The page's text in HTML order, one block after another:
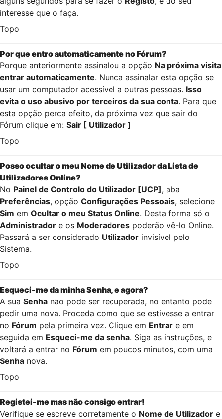
interesse que o faça.
Topo
Por que entro automaticamente no Fórum?
Porque anteriormente assinalou a opção Na próxima visita
entrar automaticamente. Nunca assinalar esta opção se
usar um computador acessível a outras pessoas. Isso
evita o uso abusivo por terceiros da sua conta. Para que
esta opção perca efeito, da próxima vez que sair do
Fórum clique em: Sair [ Utilizador ]
Topo
Posso ocultar o meu Nome deUtilizadorda Lista de
UtilizadoresOnline?
No Painel de Controlo do Utilizador [UCP] , aba
Preferências, opção Configurações Pessoais, selecione
Sim em Ocultar o meu Status Online. Desta forma só o
Administrador e os Moderadores poderão vê-lo Online.
Passará a ser considerado Utilizador invisível pelo
Sistema.
Topo
Esqueci-me da minha Senha, e agora?
A sua Senha não pode ser recuperada, no entanto pode
pedir uma nova. Proceda como que se estivesse a entrar
no Fórum pela primeira vez. Clique em Entrar e em
seguida em Esqueci-me da senha. Siga as instruções, e
voltará a entrar no Fórum em poucos minutos, com uma
Senha nova.
Topo
Registei-me mas não consigo entrar!
Verifique se escreve corretamente o Nome de Utilizador e